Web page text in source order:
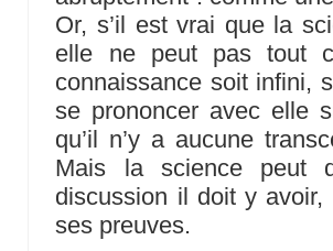
Or, s’il est vrai que la
elle ne peut pas tout
connaissance soit infini,
se prononcer avec elle
qu’il n’y a aucune
Mais la science peut
discussion il doit y
ses preuves.